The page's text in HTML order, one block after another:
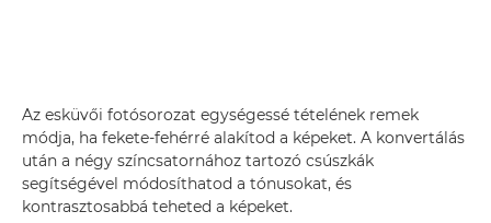
Az esküvői fotósorozat egységessé tételének remek
módja, ha fekete-fehérré alakítod a képeket. A konvertálás
után a négy színcsatornához tartozó csúszkák
segítségével módosíthatod a tónusokat, és
kontrasztosabbá teheted a képeket.